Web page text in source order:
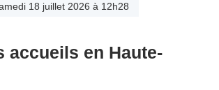
18 juillet 2026 à 12h28
accueils en Haute-